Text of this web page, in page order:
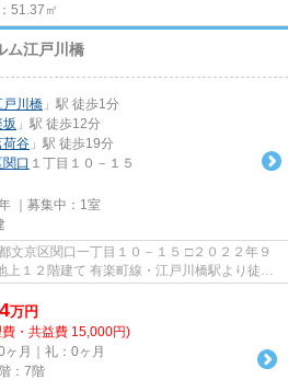
51.37㎡
ム江戸川橋
戸川橋 」駅 徒歩1分
坂 」駅 徒歩12分
荷谷 」駅 徒歩19分
関口 １丁目１０－１５
｜募集中： 1室
江戸川橋駅より徒歩
万円
・共益費 15,000円)
ヶ月｜礼：0ヶ月
：7階